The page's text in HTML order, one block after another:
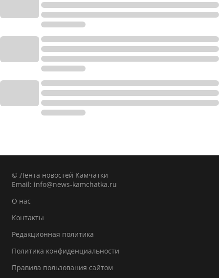
© Лента новостей Камчатки
Email: info@news-kamchatka.ru
О нас
Контакты
Редакционная политика
Политика конфиденциальности
Правила пользования сайтом